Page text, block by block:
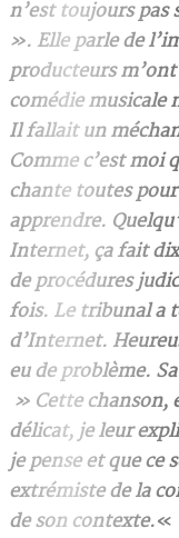
n’est toujours pas
». Elle parle de
producteurs
comédie musicale
Il fallait un
Comme c’est moi
chante toutes
apprendre.
Internet, ça fait dix
de procédures
fois. Le tribunal a
d’Internet.
eu de problème.
» Cette chanson,
délicat, je leur
je pense et que ce
extrémiste de la
de son contexte.«